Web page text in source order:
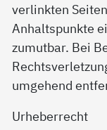
verlinkten
Anhaltspunkte
zumutbar. Bei
umgehend
Urheberrecht